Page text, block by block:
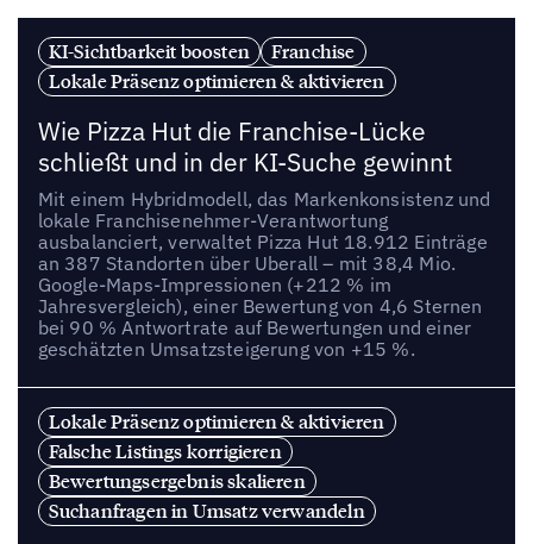
KI-Sichtbarkeit boosten
Franchise
Lokale Präsenz optimieren & aktivieren
Wie Pizza Hut die Franchise-Lücke
schließt und in der KI-Suche gewinnt
Mit einem Hybridmodell, das Markenkonsistenz und
lokale Franchisenehmer-Verantwortung
ausbalanciert, verwaltet Pizza Hut 18.912 Einträge
an 387 Standorten über Uberall – mit 38,4 Mio.
Google-Maps-Impressionen (+212 % im
Jahresvergleich), einer Bewertung von 4,6 Sternen
bei 90 % Antwortrate auf Bewertungen und einer
geschätzten Umsatzsteigerung von +15 %.
Lokale Präsenz optimieren & aktivieren
Falsche Listings korrigieren
Bewertungsergebnis skalieren
Suchanfragen in Umsatz verwandeln